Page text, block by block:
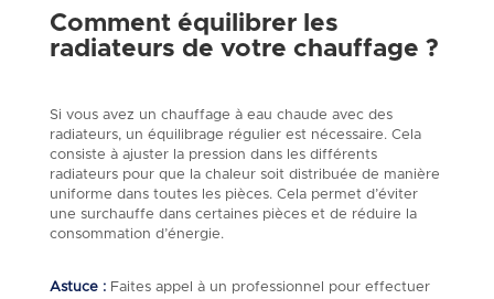
Comment équilibrer les
radiateurs de votre chauffage ?
Si vous avez un chauffage à eau chaude avec des
radiateurs, un équilibrage régulier est nécessaire. Cela
consiste à ajuster la pression dans les différents
radiateurs pour que la chaleur soit distribuée de manière
uniforme dans toutes les pièces. Cela permet d’éviter
une surchauffe dans certaines pièces et de réduire la
consommation d’énergie.
Astuce :Faites appel à un professionnel pour effectuer